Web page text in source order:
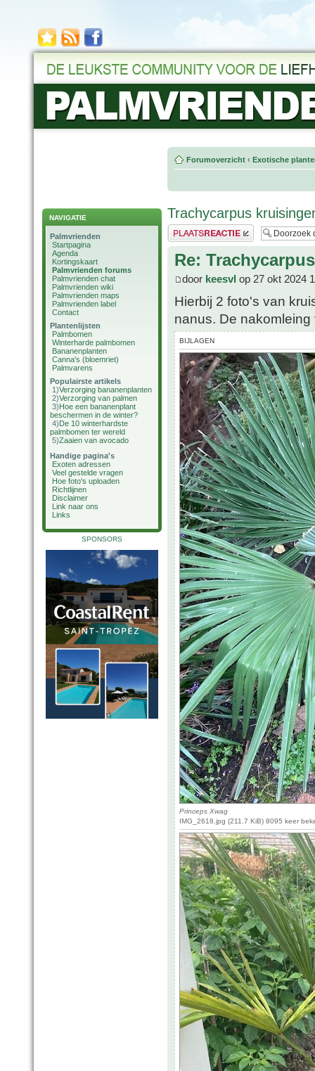
NAVIGATIE
Palmvrienden
Startpagina
Agenda
Kortingskaart
Palmvrienden forums
Palmvrienden chat
Palmvrienden wiki
Palmvrienden maps
Palmvrienden label
Contact
Plantenlijsten
Palmbomen
Winterharde palmbomen
Bananenplanten
Canna's (bloemriet)
Palmvarens
Populairste artikels
1)Verzorging bananenplanten
2)Verzorging van palmen
3)Hoe een bananenplant
beschermen in de winter?
4)De 10 winterhardste
palmbomen ter wereld
5)Zaaien van avocado
Handige pagina's
Exoten adressen
Veel gestelde vragen
Hoe foto's uploaden
Richtlijnen
Disclaimer
Link naar ons
Links
SPONSORS
Forumoverzicht ‹ Exotische
Trachycarpus
Plaats een reactie
Re:
door keesvl op 27 okt 2024
Hierbij 2 foto's van
nanus. De
BIJLAGEN
Princeps Xwag
IMG_2618.jpg (211.7 KiB) 8095 keer